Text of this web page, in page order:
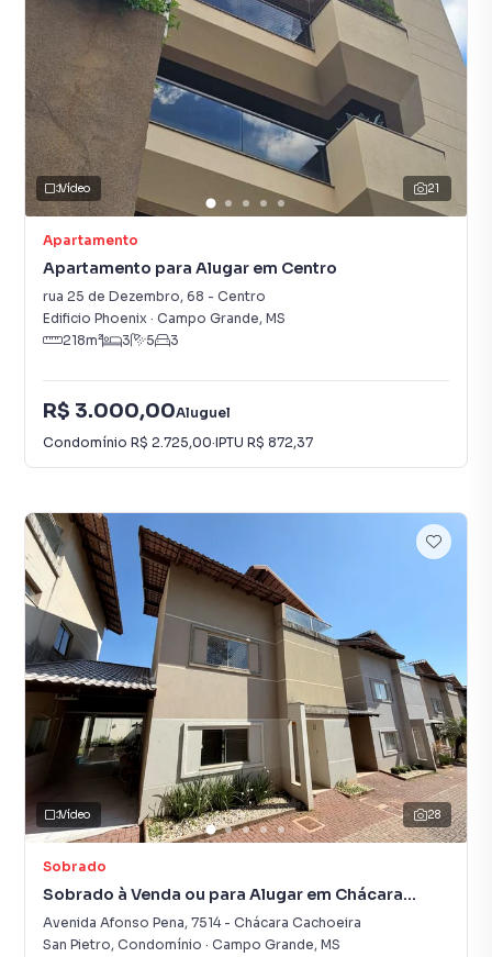
21
Vídeo
Apartamento
Apartamento para Alugar em Centro
rua 25 de Dezembro, 68 - Centro
Edificio Phoenix · Campo Grande, MS
218m² 3 5 3
R$ 3.000,00Aluguel
Condomínio R$ 2.725,00·IPTU R$ 872,37
28
Vídeo
Sobrado
Sobrado à Venda ou para Alugar em Chácara
Cachoeira
Avenida Afonso Pena, 7514- Chácara Cachoeira
San Pietro, Condomínio · Campo Grande, MS